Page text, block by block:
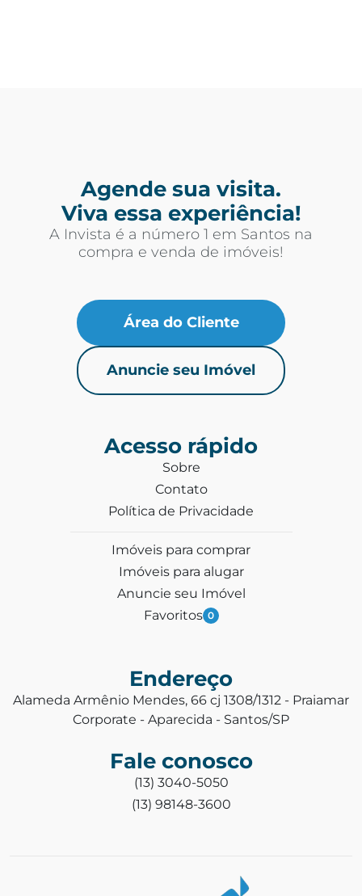
Agende sua visita.
Viva essa experiência!
A Invista é a número 1 em Santos na
compra e venda de imóveis!
Área do Cliente
Anuncie seu Imóvel
Acesso rápido
Sobre
Contato
Política de Privacidade
Imóveis para comprar
Imóveis para alugar
Anuncie seu Imóvel
Favoritos 0
Endereço
Alameda Armênio Mendes, 66 cj 1308/1312 - Praiamar
Corporate - Aparecida - Santos/SP
Fale conosco
(13) 3040-5050
(13) 98148-3600